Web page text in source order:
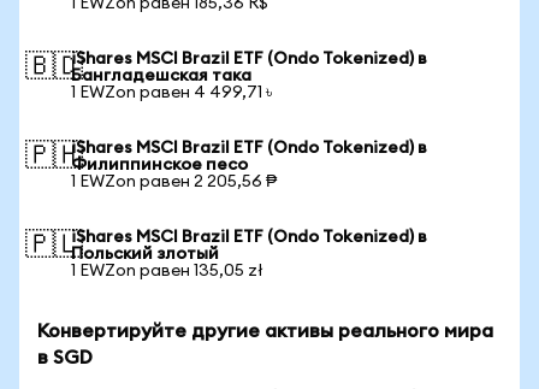
1 EWZon равен 185,36 R$
🇧🇩iShares MSCI Brazil ETF (Ondo Tokenized) в
Бангладешская така
1 EWZon равен 4 499,71 ৳
🇵🇭iShares MSCI Brazil ETF (Ondo Tokenized) в
Филиппинское песо
1 EWZon равен 2 205,56 ₱
🇵🇱iShares MSCI Brazil ETF (Ondo Tokenized) в
Польский злотый
1 EWZon равен 135,05 zł
Конвертируйте другие активы реального мира
в SGD